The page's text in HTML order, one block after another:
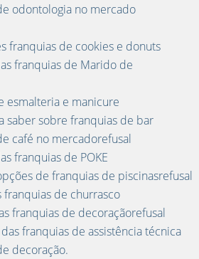
odontologia no mercado
franquias de cookies e donuts
franquias de Marido de
esmalteria e manicure
saber sobre franquias de bar
café no mercadorefusal
franquias de POKE
de franquias de piscinasrefusal
franquias de churrasco
franquias de decoraçãorefusal
franquias de assistência técnica
decoração.